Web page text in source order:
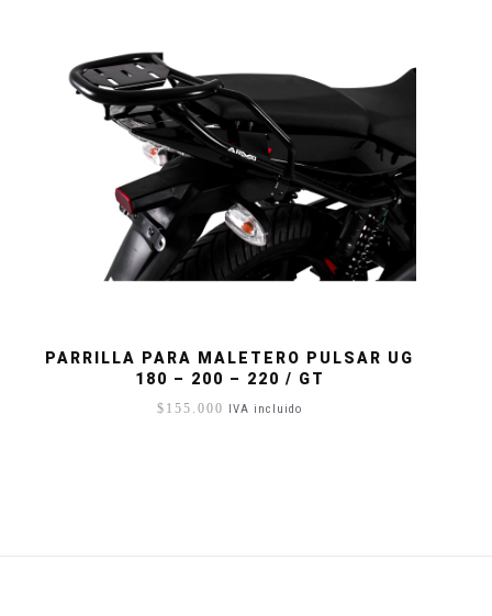
PARRILLA PARA MALETERO PULSAR UG
180 – 200 – 220 / GT
$ 155.000 IVA incluido